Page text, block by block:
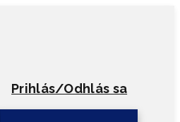
Prihlás/Odhlás sa